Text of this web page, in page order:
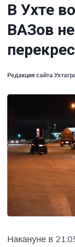
В Ухте
ВАЗов
Редакция сайта
Накануне в